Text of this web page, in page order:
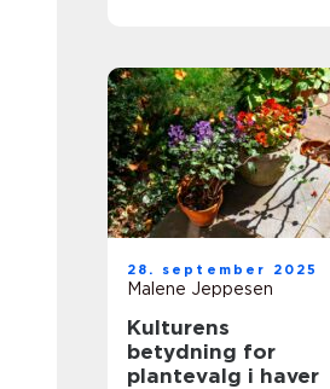
28. september 2025
Malene Jeppesen
Kulturens
betydning for
plantevalg i haver